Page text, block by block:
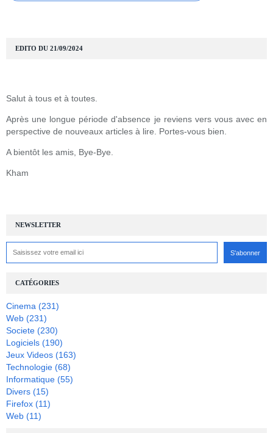
NEWSLETTER
CATÉGORIES
Cinema (231)
Web (231)
Societe (230)
Logiciels (190)
Jeux Videos (163)
Technologie (68)
Informatique (55)
Divers (15)
Firefox (11)
Web (11)
EDITO DU 21/09/2024
Salut à tous et à toutes.
Après une longue période d'absence je reviens vers vous avec en
perspective de nouveaux articles à lire. Portes-vous bien.
A bientôt les amis, Bye-Bye.
Kham